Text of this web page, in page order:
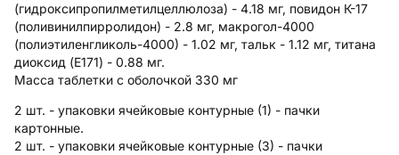
(гидроксипропилметилцеллюлоза) - 4.18 мг, повидон К-17
(поливинилпирролидон) - 2.8 мг, макрогол-4000
(полиэтиленгликоль-4000) - 1.02 мг, тальк - 1.12 мг, титана
диоксид (E171) - 0.88 мг.
Масса таблетки с оболочкой 330 мг
2 шт. - упаковки ячейковые контурные (1) - пачки
картонные.
2 шт. - упаковки ячейковые контурные (3) - пачки